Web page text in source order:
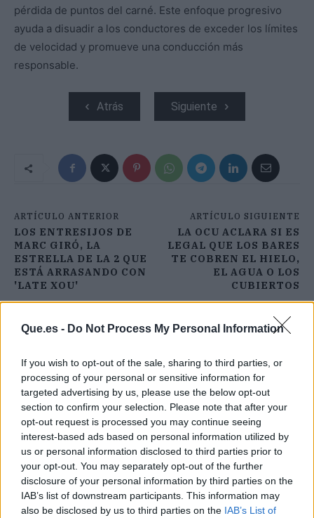
Que.es - Do Not Process My Personal Information
If you wish to opt-out of the sale, sharing to third parties, or
processing of your personal or sensitive information for
targeted advertising by us, please use the below opt-out
section to confirm your selection. Please note that after your
opt-out request is processed you may continue seeing
interest-based ads based on personal information utilized by
us or personal information disclosed to third parties prior to
your opt-out. You may separately opt-out of the further
disclosure of your personal information by third parties on the
IAB’s list of downstream participants. This information may
also be disclosed by us to third parties on the IAB’s List of
pérdida de puntos del carné. Este enfoque progresivo
ayuda a disuadir a los conductores de exceder los límites
de velocidad y promueve una conducción más
responsable.
Atrás Siguiente
ARTÍCULO ANTERIOR
LOS ENTRESIJOS DE
MARC GIRÓ, LA
ESTRELLA DE LA 2 QUE
ESTÁ ARRASANDO CON
'LATE XOU'
ARTÍCULO SIGUIENTE
LA OCU ACLARA SI ES
LEGAL QUE LOS BARES
TE COBREN EL HIELO,
EL AGUA O LOS
CUBIERTOS